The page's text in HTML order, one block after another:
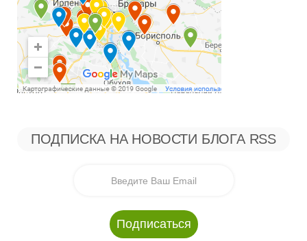
ПОДПИСКА НА НОВОСТИ БЛОГА RSS